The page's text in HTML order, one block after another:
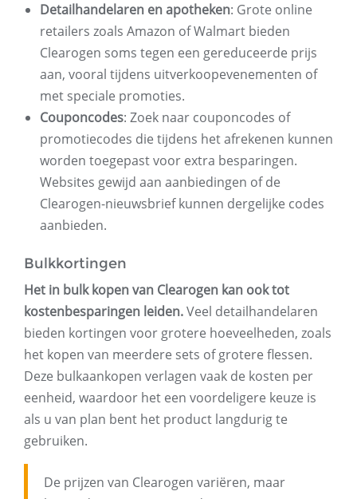
Detailhandelaren en apotheken: Grote online
retailers zoals Amazon of Walmart bieden
Clearogen soms tegen een gereduceerde prijs
aan, vooral tijdens uitverkoopevenementen of
met speciale promoties.
Couponcodes: Zoek naar couponcodes of
promotiecodes die tijdens het afrekenen kunnen
worden toegepast voor extra besparingen.
Websites gewijd aan aanbiedingen of de
Clearogen-nieuwsbrief kunnen dergelijke codes
aanbieden.
Bulkkortingen
Het in bulk kopen van Clearogen kan ook tot
kostenbesparingen leiden.Veel detailhandelaren
bieden kortingen voor grotere hoeveelheden, zoals
het kopen van meerdere sets of grotere flessen.
Deze bulkaankopen verlagen vaak de kosten per
eenheid, waardoor het een voordeligere keuze is
als u van plan bent het product langdurig te
gebruiken.
De prijzen van Clearogen variëren, maar